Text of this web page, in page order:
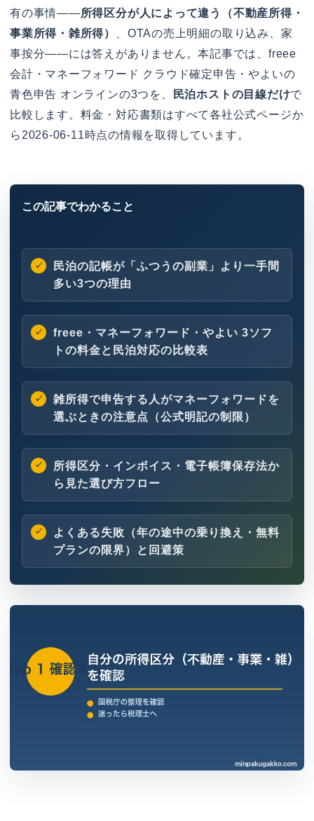
有の事情——所得区分が人によって違う（不動産所得・
事業所得・雑所得）
、OTAの売上明細の取り込み、家
事按分——には答えがありません。本記事では、freee
会計・マネーフォワード クラウド確定申告・やよいの
青色申告 オンラインの3つを、 民泊ホストの目線だけで
比較します。料金・対応書類はすべて各社公式ページか
ら2026-06-11時点の情報を取得しています。
民泊の記帳が「ふつうの副業」より一手間
多い3つの理由
freee・マネーフォワード・やよい 3ソフ
トの料金と民泊対応の比較表
雑所得で申告する人がマネーフォワードを
選ぶときの注意点
（公式明記の制限）
所得区分・インボイス・電子帳簿保存法か
ら見た選び方フロー
よくある失敗（年の途中の乗り換え・無料
プランの限界）と回避策